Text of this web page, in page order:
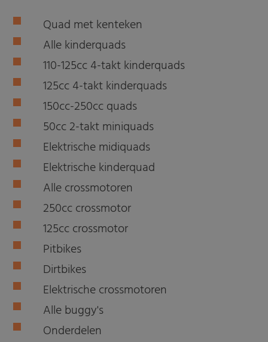
Quad met kenteken
Alle kinderquads
110-125cc 4-takt kinderquads
125cc 4-takt kinderquads
150cc-250cc quads
50cc 2-takt miniquads
Elektrische midiquads
Elektrische kinderquad
Alle crossmotoren
250cc crossmotor
125cc crossmotor
Pitbikes
Dirtbikes
Elektrische crossmotoren
Alle buggy's
Onderdelen